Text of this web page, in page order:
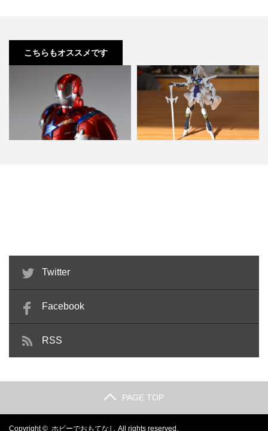
こちらもオススメです
Twitter
Facebook
RSS
PAGE TOP
Copyright © ホビーでおもてなし All rights reserved.